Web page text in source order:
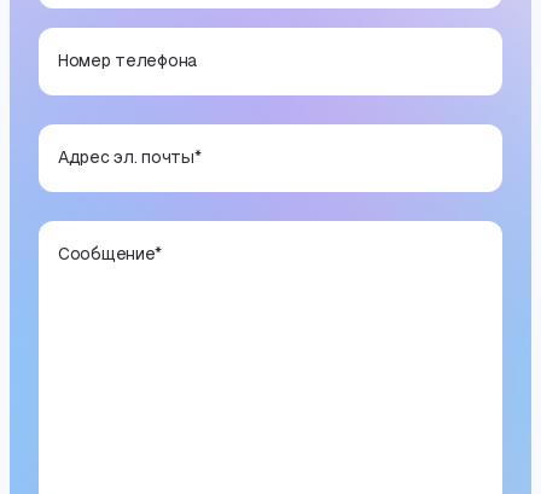
Номер телефона
Адрес эл. почты*
Сообщение*